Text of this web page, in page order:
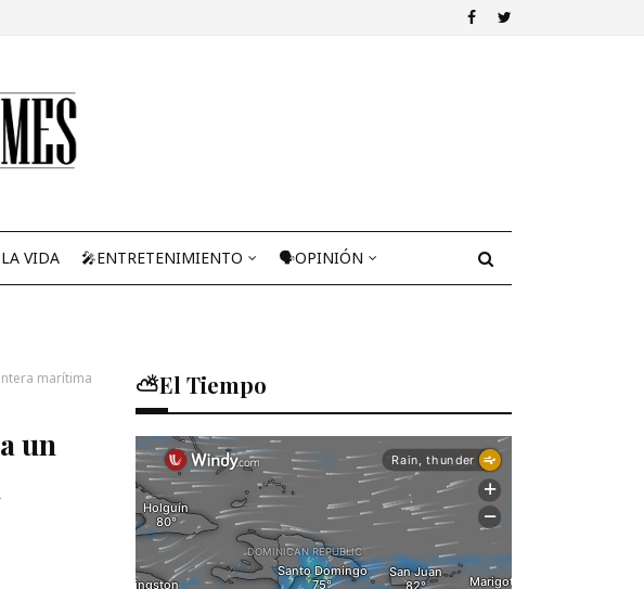
VIDA 🎤ENTRETENIMIENTO 🗣OPINIÓN
marítima
un
⛅El Tiempo